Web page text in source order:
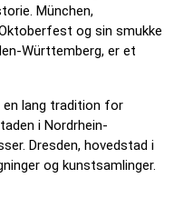
München,
og sin smukke
Württemberg, er et
en lang tradition for
i Nordrhein-
Dresden, hovedstad i
og kunstsamlinger.